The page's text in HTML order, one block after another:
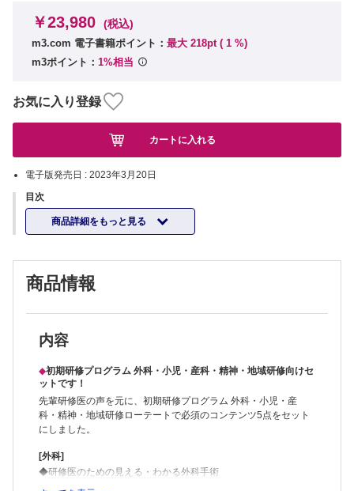
電子版発売日 : 2023年3月20日
目次
商品詳細をもっと見る
￥23,980 (税込)
m3.com 電子書籍ポイント： 最大 218pt ( 1 %)
m3ポイント： 1%相当
お気に入り登録
カートに入れる
商品情報
内容
◆初期研修プログラム 外科・小児・産科・精神・地域研修向けセ
ットです！
先輩研修医の声を元に、初期研修プログラム 外科・小児・産
科・精神・地域研修ローテートで必須のコンテンツ5点をセット
にしました。
[外科]
◆研修医のための見える・わかる外科手術
[小児科]